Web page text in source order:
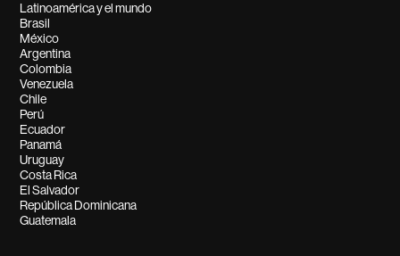
Latinoamérica y el mundo
Brasil
México
Argentina
Colombia
Venezuela
Chile
Perú
Ecuador
Panamá
Uruguay
Costa Rica
El Salvador
República Dominicana
Guatemala